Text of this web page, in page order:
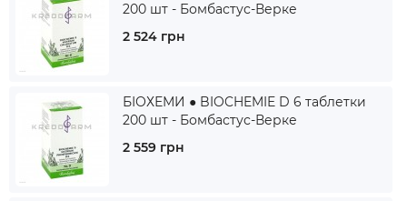
200 шт - Бомбастус-Верке
2 524 грн
БІОХЕМИ ● BIOCHEMIE D 6 таблетки
200 шт - Бомбастус-Верке
2 559 грн